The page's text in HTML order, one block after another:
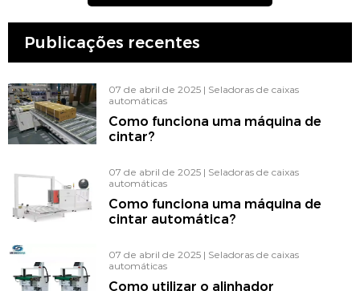
Publicações recentes
07 de abril de 2025 | Seladoras de caixas
automáticas
Como funciona uma máquina de
cintar?
07 de abril de 2025 | Seladoras de caixas
automáticas
Como funciona uma máquina de
cintar automática?
07 de abril de 2025 | Seladoras de caixas
automáticas
Como utilizar o alinhador